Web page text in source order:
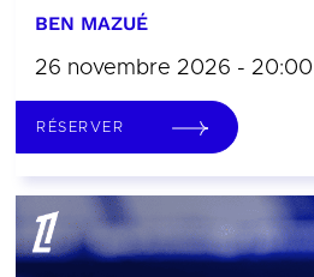
BEN MAZUÉ
26 novembre 2026 - 20:00
RÉSERVER